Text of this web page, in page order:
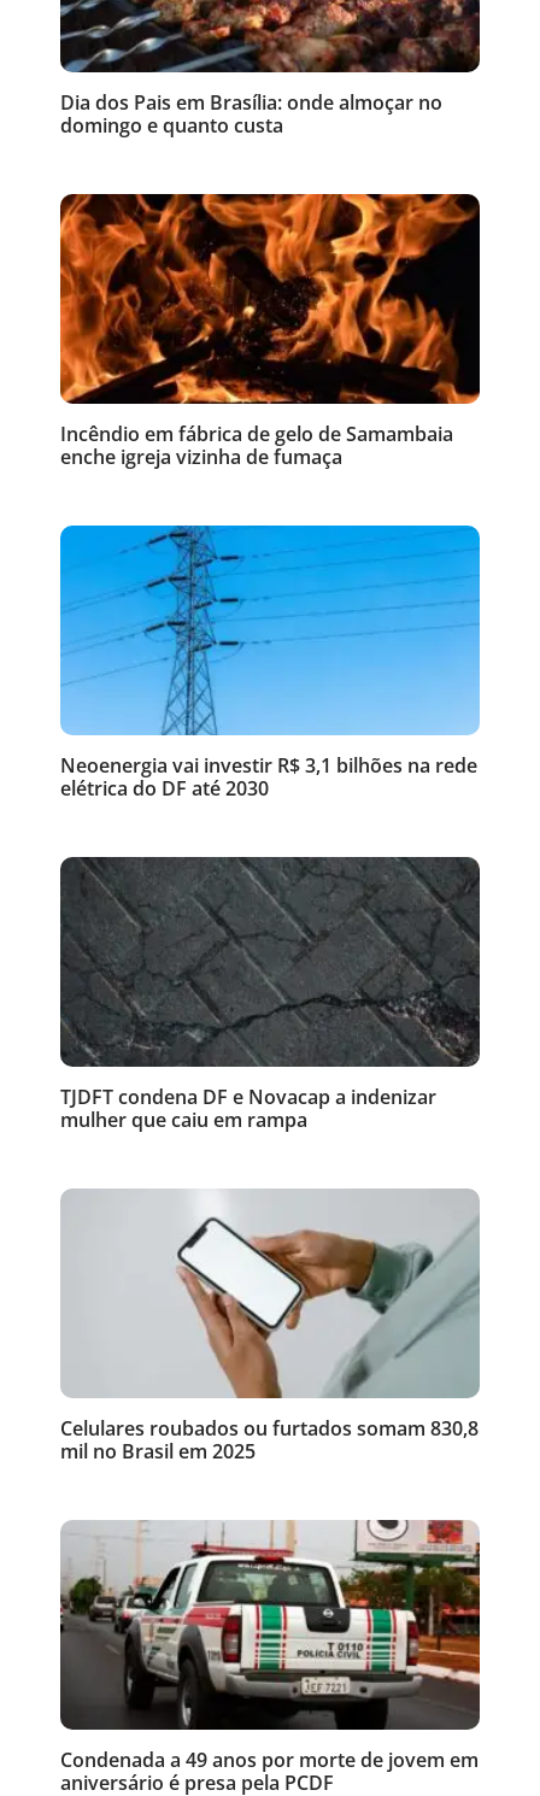
Dia dos Pais em Brasília: onde almoçar no
domingo e quanto custa
Incêndio em fábrica de gelo de Samambaia
enche igreja vizinha de fumaça
Neoenergia vai investir R$ 3,1 bilhões na rede
elétrica do DF até 2030
TJDFT condena DF e Novacap a indenizar
mulher que caiu em rampa
Celulares roubados ou furtados somam 830,8
mil no Brasil em 2025
Condenada a 49 anos por morte de jovem em
aniversário é presa pela PCDF